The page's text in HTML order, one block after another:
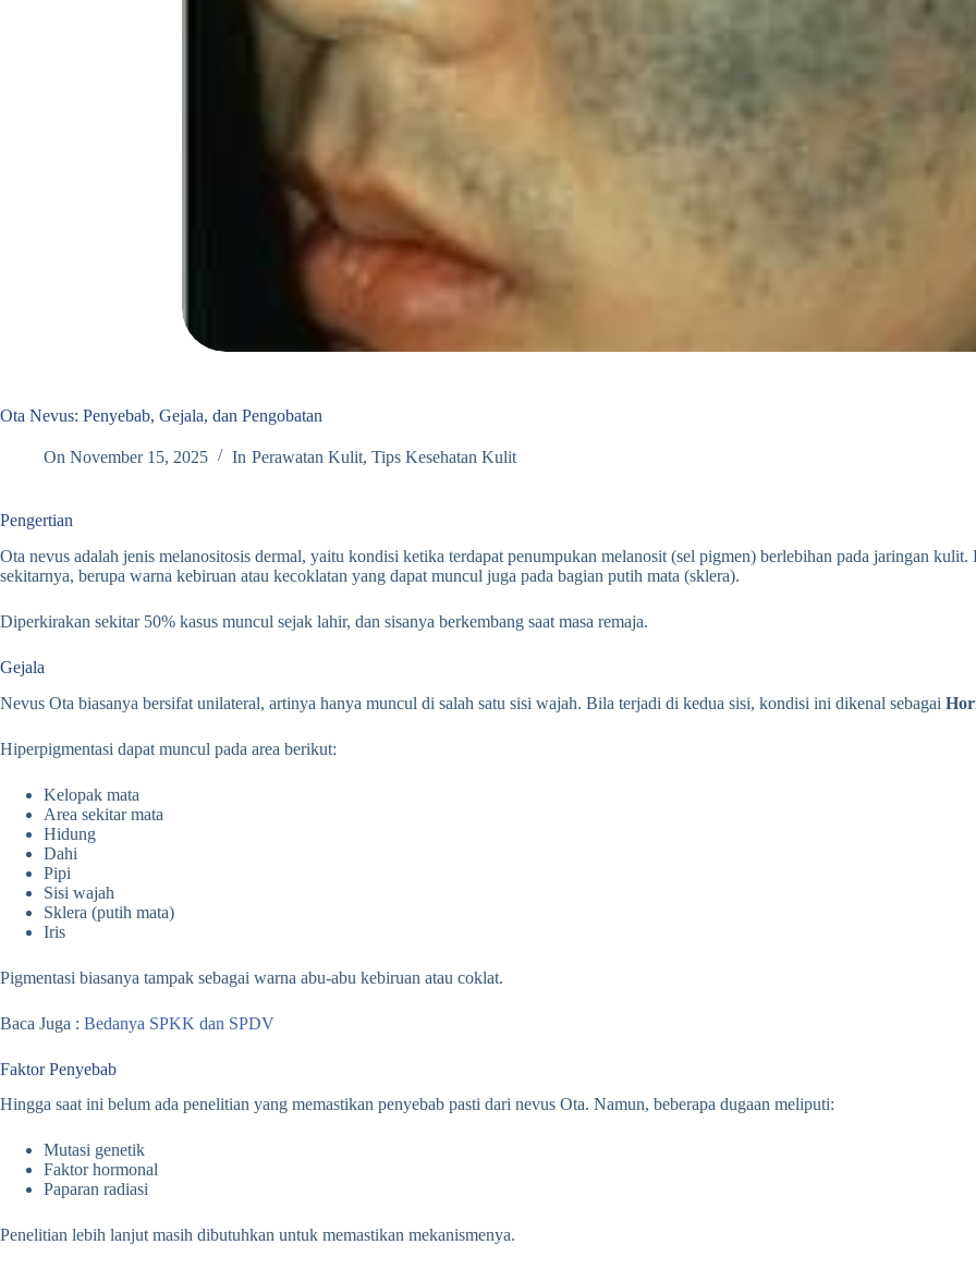
Ota Nevus: Penyebab, Gejala, dan Pengobatan
On November 15, 2025 In Perawatan Kulit, Tips Kesehatan Kulit
Pengertian
Ota nevus adalah jenis melanositosis dermal, yaitu kondisi ketika terdapat penumpukan melanosit (sel pigmen) berlebihan pada jaringan
sekitarnya, berupa warna kebiruan atau kecoklatan yang dapat muncul juga pada bagian putih mata (sklera).
Diperkirakan sekitar 50% kasus muncul sejak lahir, dan sisanya berkembang saat masa remaja.
Gejala
Nevus Ota biasanya bersifat unilateral, artinya hanya muncul di salah satu sisi wajah. Bila terjadi di kedua sisi, kondisi ini dikenal sebagai
Hiperpigmentasi dapat muncul pada area berikut:
Kelopak mata
Area sekitar mata
Hidung
Dahi
Pipi
Sisi wajah
Sklera (putih mata)
Iris
Pigmentasi biasanya tampak sebagai warna abu-abu kebiruan atau coklat.
Baca Juga : Bedanya SPKK dan SPDV
Faktor Penyebab
Hingga saat ini belum ada penelitian yang memastikan penyebab pasti dari nevus Ota. Namun, beberapa dugaan meliputi:
Mutasi genetik
Faktor hormonal
Paparan radiasi
Penelitian lebih lanjut masih dibutuhkan untuk memastikan mekanismenya.